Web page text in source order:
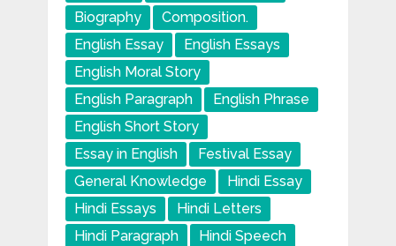
Biography
Composition.
English Essay
English Essays
English Moral Story
English Paragraph
English Phrase
English Short Story
Essay in English
Festival Essay
General Knowledge
Hindi Essay
Hindi Essays
Hindi Letters
Hindi Paragraph
Hindi Speech